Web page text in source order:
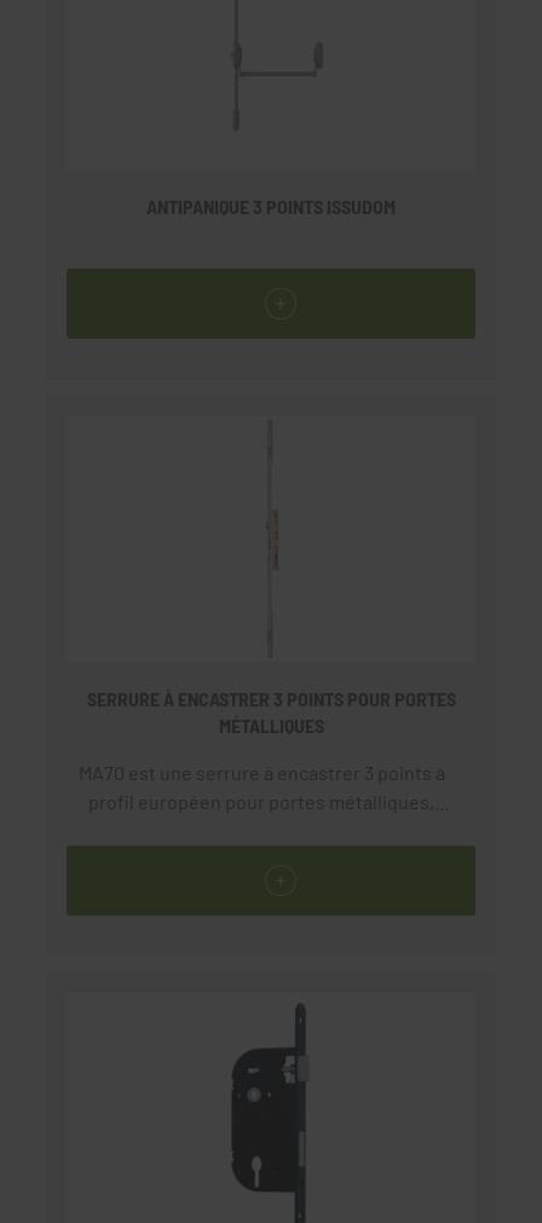
ANTIPANIQUE 3 POINTS ISSUDOM
SERRURE À ENCASTRER 3 POINTS POUR PORTES
MÉTALLIQUES
MA70 est une serrure à encastrer 3 points à
profil européen pour portes métalliques,
pour une intégration dans des profils
aluminium, elle s'adapte parfaitement dans un
environnement neuf ou de remplacement.
pas d'usinage des points haut et bas grâce à
entraxe est de 92 mm. Sa têtière filante est
en inox. Réversible, elle est équipée d'un
mécanisme à engrenage lui procure une
grande souplesse de fonctionnement. Le